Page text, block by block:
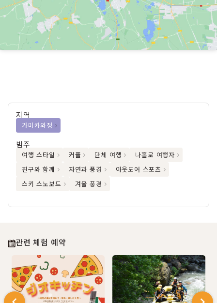
지역
가미카와정
범주
여행 스타일 커플 단체 여행
나홀로 여행자
친구와 함께
자연과 풍경
아웃도어 스포츠
스키 스노보드
겨울 풍경
관련 체험 예약